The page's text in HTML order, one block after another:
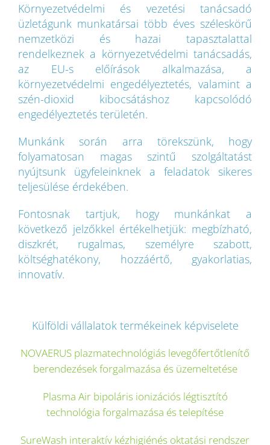
Környezetvédelmi és vezetési tanácsadó
üzletágunk munkatársai több éves széleskörű
nemzetközi és hazai tapasztalattal
rendelkeznek a környezetvédelmi tanácsadás,
az EU-s előírások alkalmazása, a
környezetvédelmi engedélyeztetés, valamint a
szén-dioxid kibocsátáshoz kapcsolódó
engedélyeztetés területén.
Munkánk során arra törekszünk, hogy
folyamatosan magas szintű szolgáltatást
nyújtsunk ügyfeleinknek a feladatok sikeres
teljesülése érdekében.
Fontosnak tartjuk, hogy munkánkat a
következő jelzőkkel értékelhetjük: megbízható,
diszkrét, rugalmas, személyre szabott,
költséghatékony, hozzáértő, gyakorlatias,
innovatív.
Külföldi vállalatok termékeinek képviselete
NOVAERUS plazmatechnológiás levegőfertőtlenítő
berendezések forgalmazása és üzemeltetése
Plasma Air bipoláris ionizációs légtisztító
technológia forgalmazása és telepítése
SureWash interaktív kézhigiénés oktatási rendszer